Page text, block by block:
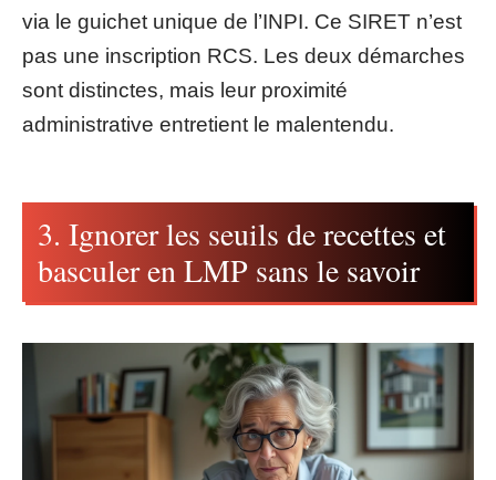
via le guichet unique de l’INPI. Ce SIRET n’est
pas une inscription RCS. Les deux démarches
sont distinctes, mais leur proximité
administrative entretient le malentendu.
3. Ignorer les seuils de recettes et
basculer en LMP sans le savoir